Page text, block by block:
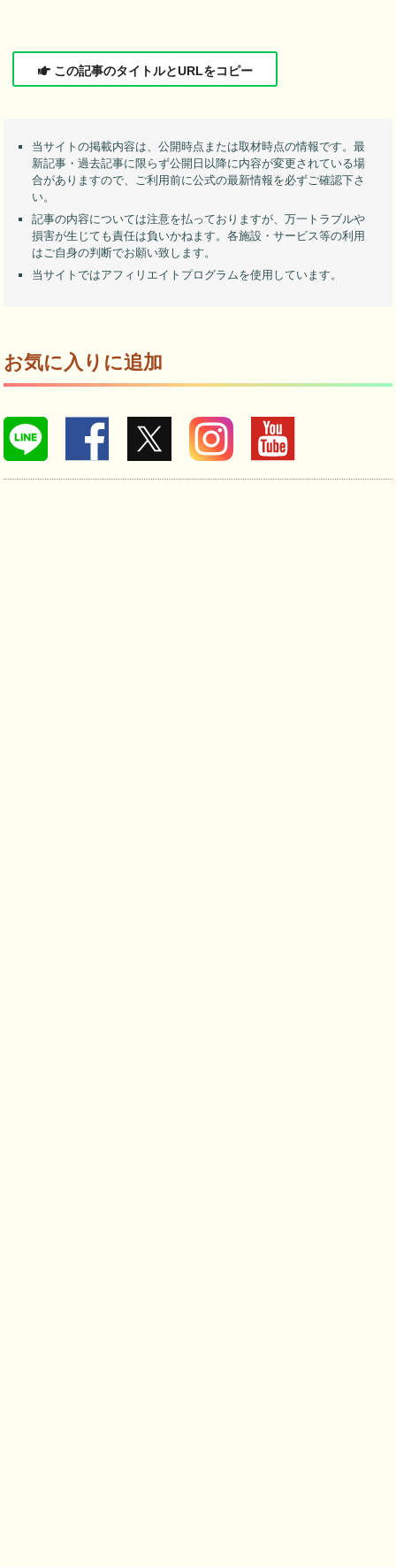
この記事のタイトルとURLをコピー
当サイトの掲載内容は、公開時点または取材時点の情報です。最
新記事・過去記事に限らず公開日以降に内容が変更されている場
合がありますので、ご利用前に公式の最新情報を必ずご確認下さ
い。
記事の内容については注意を払っておりますが、万一トラブルや
損害が生じても責任は負いかねます。各施設・サービス等の利用
はご自身の判断でお願い致します。
当サイトではアフィリエイトプログラムを使用しています。
お気に入りに追加